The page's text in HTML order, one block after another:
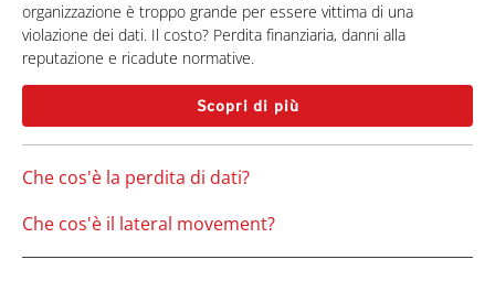
organizzazione è troppo grande per essere vittima di una
violazione dei dati. Il costo? Perdita finanziaria, danni alla
reputazione e ricadute normative.
Scopri di più
Che cos'è la perdita di dati?
Che cos'è il lateral movement?